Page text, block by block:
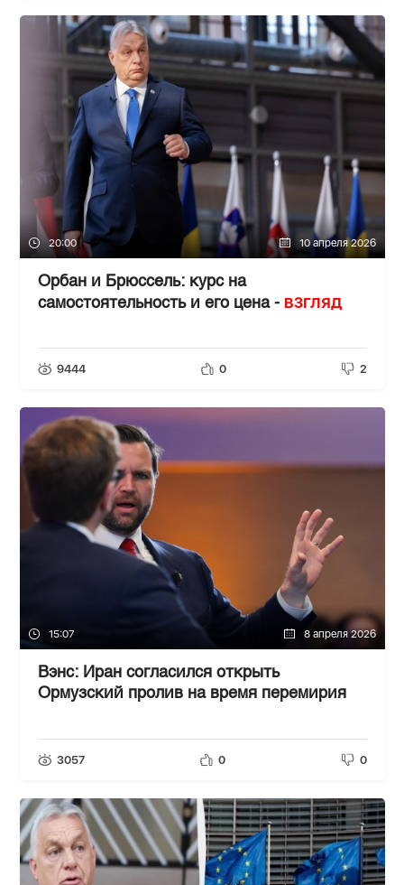
20:00 10 апреля 2026
Орбан и Брюссель: курс на
самостоятельность и его цена - ВЗГЛЯД
9444 0 2
15:07 8 апреля 2026
Вэнс: Иран согласился открыть
Ормузский пролив на время перемирия
3057 0 0